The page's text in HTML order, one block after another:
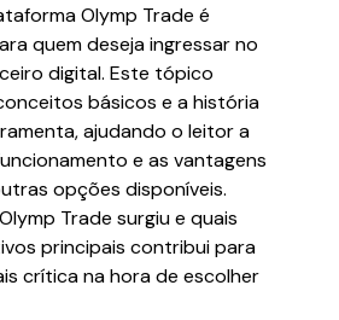
Olymp Trade é
quem deseja ingressar no
digital. Este tópico
básicos e a história
ajudando o leitor a
e as vantagens
opções disponíveis.
Trade surgiu e quais
principais contribui para
crítica na hora de escolher